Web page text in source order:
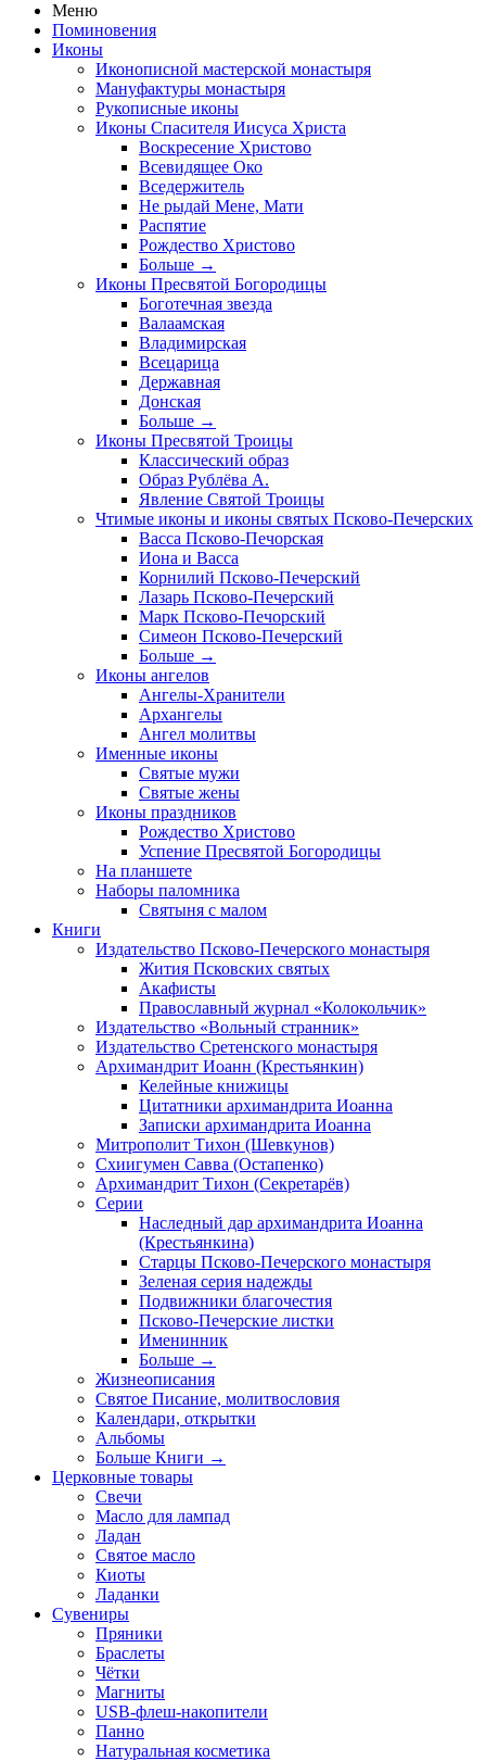
Меню
Поминовения
Иконы
Иконописной мастерской монастыря
Мануфактуры монастыря
Рукописные иконы
Иконы Спасителя Иисуса Христа
Воскресение Христово
Всевидящее Око
Вседержитель
Не рыдай Мене, Мати
Распятие
Рождество Христово
Больше →
Иконы Пресвятой Богородицы
Боготечная звезда
Валаамская
Владимирская
Всецарица
Державная
Донская
Больше →
Иконы Пресвятой Троицы
Классический образ
Образ Рублёва А.
Явление Святой Троицы
Чтимые иконы и иконы святых Псково-Печерских
Васса Псково-Печорская
Иона и Васса
Корнилий Псково-Печерский
Лазарь Псково-Печерский
Марк Псково-Печорский
Симеон Псково-Печерский
Больше →
Иконы ангелов
Ангелы-Хранители
Архангелы
Ангел молитвы
Именные иконы
Святые мужи
Святые жены
Иконы праздников
Рождество Христово
Успение Пресвятой Богородицы
На планшете
Наборы паломника
Святыня с малом
Книги
Издательство Псково-Печерского монастыря
Жития Псковских святых
Акафисты
Православный журнал «Колокольчик»
Издательство «Вольный странник»
Издательство Сретенского монастыря
Архимандрит Иоанн (Крестьянкин)
Келейные книжицы
Цитатники архимандрита Иоанна
Записки архимандрита Иоанна
Митрополит Тихон (Шевкунов)
Схиигумен Савва (Остапенко)
Архимандрит Тихон (Секретарёв)
Серии
Наследный дар архимандрита Иоанна
(Крестьянкина)
Старцы Псково-Печерского монастыря
Зеленая серия надежды
Подвижники благочестия
Псково-Печерские листки
Именинник
Больше →
Жизнеописания
Святое Писание, молитвословия
Календари, открытки
Альбомы
Больше Книги →
Церковные товары
Свечи
Масло для лампад
Ладан
Святое масло
Киоты
Ладанки
Сувениры
Пряники
Браслеты
Чётки
Магниты
USB-флеш-накопители
Панно
Натуральная косметика